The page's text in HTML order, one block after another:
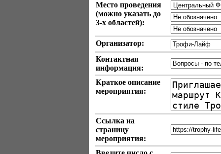
Место проведения
(можно указать до
3-х областей):
Организатор:
Контактная
информация:
Краткое описание
мероприятия:
Ссылка на
страницу
мероприятия: